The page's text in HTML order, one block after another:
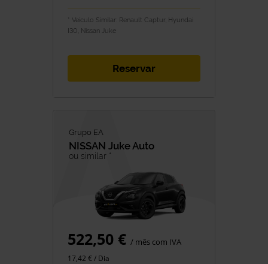
* Veículo Similar: Renault Captur, Hyundai
I30, Nissan Juke
Reservar
Grupo EA
NISSAN Juke Auto
ou similar *
522,50 € / mês com IVA
17,42 € / Dia